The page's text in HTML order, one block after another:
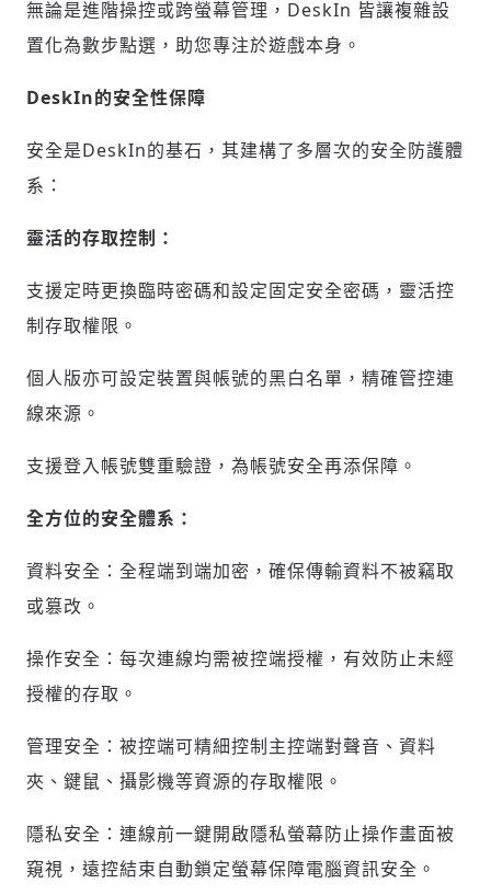
無論是進階操控或跨螢幕管理，DeskIn 皆讓複雜設
置化為數步點選，助您專注於遊戲本身。
DeskIn的安全性保障
安全是DeskIn的基石，其建構了多層次的安全防護體
系：
靈活的存取控制：
支援定時更換臨時密碼和設定固定安全密碼，靈活控
制存取權限。
個人版亦可設定裝置與帳號的黑白名單，精確管控連
線來源。
支援登入帳號雙重驗證，為帳號安全再添保障。
全方位的安全體系：
資料安全：全程端到端加密，確保傳輸資料不被竊取
或篡改。
操作安全：每次連線均需被控端授權，有效防止未經
授權的存取。
管理安全：被控端可精細控制主控端對聲音、資料
夾、鍵鼠、攝影機等資源的存取權限。
隱私安全：連線前一鍵開啟隱私螢幕防止操作畫面被
窺視，遠控結束自動鎖定螢幕保障電腦資訊安全。